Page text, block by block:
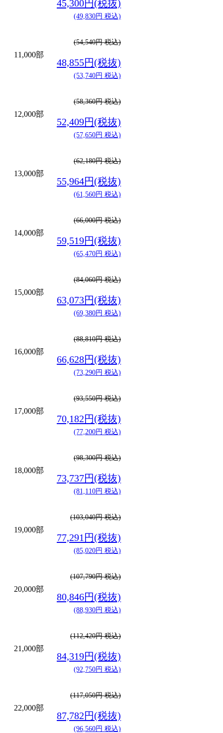
45,300円(税抜)
(49,830円 税込)
11,000部
(54,540円 税込)
48,855円(税抜)
(53,740円 税込)
12,000部
(58,360円 税込)
52,409円(税抜)
(57,650円 税込)
13,000部
(62,180円 税込)
55,964円(税抜)
(61,560円 税込)
14,000部
(66,000円 税込)
59,519円(税抜)
(65,470円 税込)
15,000部
(84,060円 税込)
63,073円(税抜)
(69,380円 税込)
16,000部
(88,810円 税込)
66,628円(税抜)
(73,290円 税込)
17,000部
(93,550円 税込)
70,182円(税抜)
(77,200円 税込)
18,000部
(98,300円 税込)
73,737円(税抜)
(81,110円 税込)
19,000部
(103,040円 税込)
77,291円(税抜)
(85,020円 税込)
20,000部
(107,790円 税込)
80,846円(税抜)
(88,930円 税込)
21,000部
(112,420円 税込)
84,319円(税抜)
(92,750円 税込)
22,000部
(117,050円 税込)
87,782円(税抜)
(96,560円 税込)